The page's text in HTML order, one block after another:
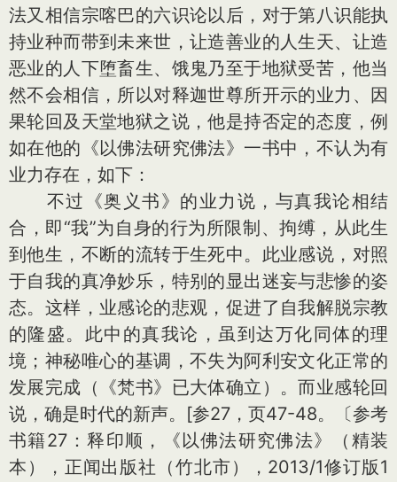
法又相信宗喀巴的六识论以后，对于第八识能执
持业种而带到未来世，让造善业的人生天、让造
恶业的人下堕畜生、饿鬼乃至于地狱受苦，他当
然不会相信，所以对释迦世尊所开示的业力、因
果轮回及天堂地狱之说，他是持否定的态度，例
如在他的《以佛法研究佛法》一书中，不认为有
业力存在，如下：
不过《奥义书》的业力说，与真我论相结
合，即“我”为自身的行为所限制、拘缚，从此生
到他生，不断的流转于生死中。此业感说，对照
于自我的真净妙乐，特别的显出迷妄与悲惨的姿
态。这样，业感论的悲观，促进了自我解脱宗教
的隆盛。此中的真我论，虽到达万化同体的理
境；神秘唯心的基调，不失为阿利安文化正常的
发展完成（《梵书》已大体确立）。而业感轮回
说，确是时代的新声。[参27，页47-48。〔参考
书籍27：释印顺，《以佛法研究佛法》（精装
本），正闻出版社（竹北市），2013/1修订版1